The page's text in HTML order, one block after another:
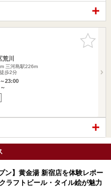
お気に入
りに追加
川
三河島駅226m
歩2分
23:00
ン】黄金湯 新宿店を体験レポー
ラフトビール・タイル絵が魅力